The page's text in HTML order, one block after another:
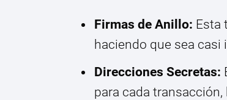
Firmas de Anillo: Esta
haciendo que sea
Direcciones Secretas:
para cada